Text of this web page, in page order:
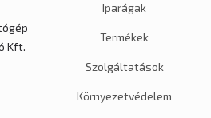
Kft.
Iparágak
Termékek
Szolgáltatások
Környezetvédelem